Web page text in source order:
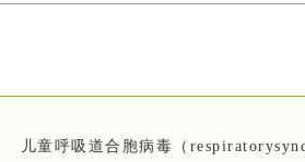
儿童呼吸道合胞病毒（